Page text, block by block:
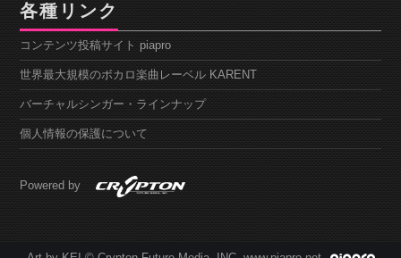
各種リンク
コンテンツ投稿サイト piapro
世界最大規模のボカロ楽曲レーベル KARENT
バーチャルシンガー・ラインナップ
個人情報の保護について
Powered by